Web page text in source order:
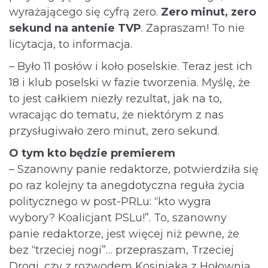
wyrażającego się cyfrą zero. Zero minut, zero
sekund na antenie TVP. Zapraszam! To nie
licytacja, to informacja.
– Było 11 posłów i koło poselskie. Teraz jest ich
18 i klub poselski w fazie tworzenia. Myślę, że
to jest całkiem niezły rezultat, jak na to,
wracając do tematu, że niektórym z nas
przysługiwało zero minut, zero sekund.
O tym kto będzie premierem
– Szanowny panie redaktorze, potwierdziła się
po raz kolejny ta anegdotyczna reguła życia
politycznego w post-PRLu: “kto wygra
wybory? Koalicjant PSLu!”. To, szanowny
panie redaktorze, jest więcej niż pewne, że
bez “trzeciej nogi”… przepraszam, Trzeciej